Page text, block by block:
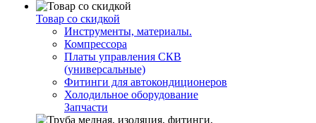
Товар со скидкой
Инструменты, материалы.
Компрессора
Платы управления СКВ
(универсальные)
Фитинги для автокондиционеров
Холодильное оборудование
Запчасти